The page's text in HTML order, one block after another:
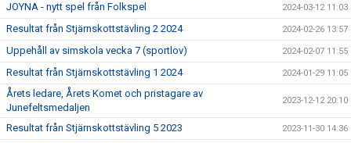
JOYNA - nytt spel från Folkspel 2024-03-12 11:03
Resultat från Stjärnskottstävling 2 2024 2024-02-26 13:57
Uppehåll av simskola vecka 7 (sportlov) 2024-02-07 11:55
Resultat från Stjärnskottstävling 1 2024 2024-01-29 11:05
Årets ledare, Årets Komet och pristagare av
Junefeltsmedaljen
2023-12-12 20:10
Resultat från Stjärnskottstävling 5 2023 2023-11-30 14:36